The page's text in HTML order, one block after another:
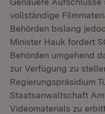
vollständige
Behörden bislang
Minister Hauk fordert
Behörden umgehend
zur Verfügung zu
Regierungspräsidium
Staatsanwaltschaft
Videomaterials zu